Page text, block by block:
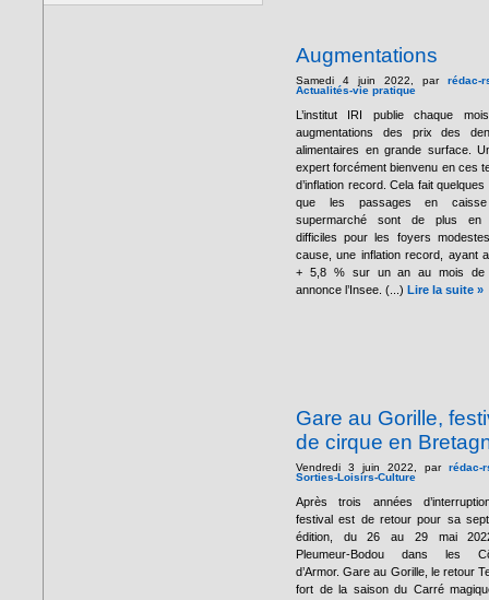
Augmentations
Samedi 4 juin 2022, par rédac-
Actualités-vie pratique
L’institut IRI publie chaque
augmentations des prix des
alimentaires en grande surface.
expert forcément bienvenu en ces
d’inflation record. Cela fait quelques
que les passages en
supermarché sont de plus en
difficiles pour les foyers
cause, une inflation record, ayant
+ 5,8 % sur un an au mois de
annonce l’Insee. (...) Lire la suite »
Gare au Gorille,
de cirque en
Vendredi 3 juin 2022, par rédac-
Sorties-Loisirs-Culture
Après trois années
festival est de retour pour sa
édition, du 26 au 29 mai
Pleumeur-Bodou dans les
d’Armor. Gare au Gorille, le retour
fort de la saison du Carré